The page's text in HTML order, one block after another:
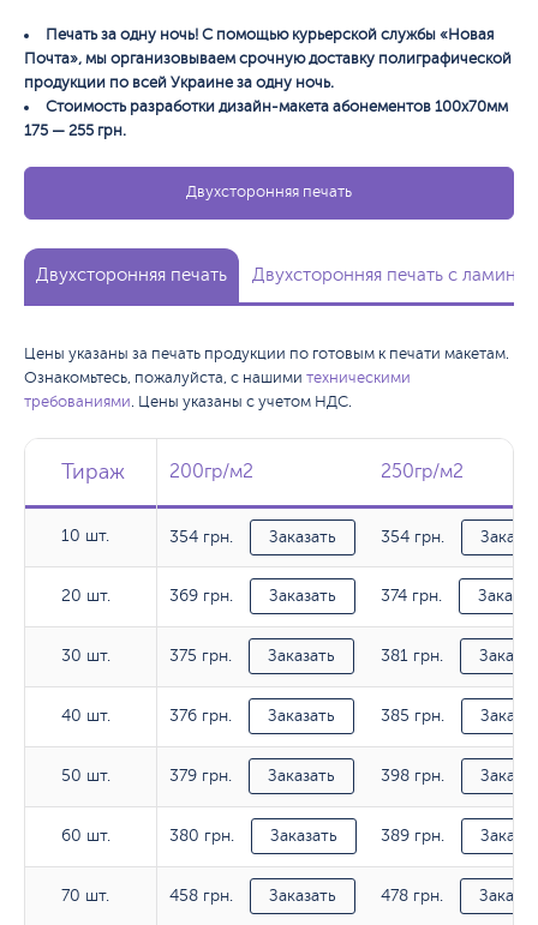
Печать за одну ночь! С помощью курьерской службы «Новая
Почта», мы организовываем срочную доставку полиграфической
продукции по всей Украине за одну ночь.
Стоимость разработки дизайн-макета абонементов 100х70мм
175 — 255 грн.
Двухсторонняя печать
Двухсторонняя печать Двухсторонняя печать с
Цены указаны за печать продукции по готовым к печати макетам.
Ознакомьтесь, пожалуйста, с нашими техническими
требованиями. Цены указаны с учетом НДС.
Тираж
10 шт.
20 шт.
30 шт.
40 шт.
50 шт.
60 шт.
70 шт.
Тираж 200гр/м2 250гр/м2
Тираж 200гр/м2 250гр/м2
10 шт. 354 грн. Заказать 354 грн.
20 шт. 369 грн. Заказать 374 грн.
30 шт. 375 грн. Заказать 381 грн.
40 шт. 376 грн. Заказать 385 грн.
50 шт. 379 грн. Заказать 398 грн.
60 шт. 380 грн. Заказать 389 грн.
70 шт. 458 грн. Заказать 478 грн.